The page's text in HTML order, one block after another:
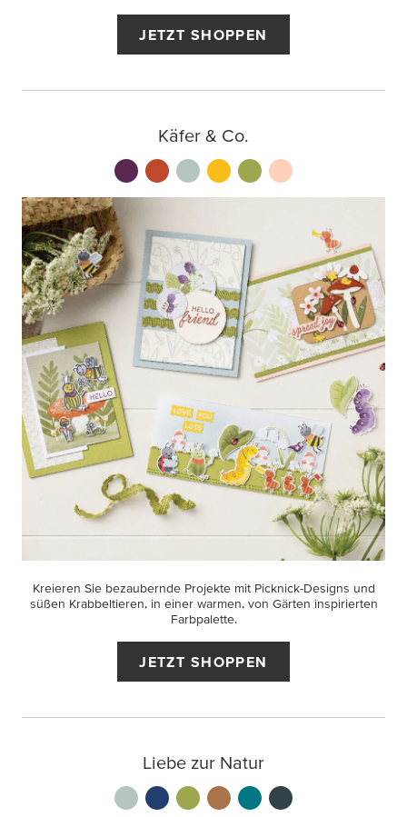
JETZT SHOPPEN
Käfer & Co.
Kreieren Sie bezaubernde Projekte mit Picknick-Designs und
süßen Krabbeltieren, in einer warmen, von Gärten inspirierten
Farbpalette.
JETZT SHOPPEN
Liebe zur Natur